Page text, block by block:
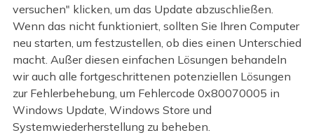
versuchen" klicken, um das Update abzuschließen.
Wenn das nicht funktioniert, sollten Sie Ihren Computer
neu starten, um festzustellen, ob dies einen Unterschied
macht. Außer diesen einfachen Lösungen behandeln
wir auch alle fortgeschrittenen potenziellen Lösungen
zur Fehlerbehebung, um Fehlercode 0x80070005 in
Windows Update, Windows Store und
Systemwiederherstellung zu beheben.